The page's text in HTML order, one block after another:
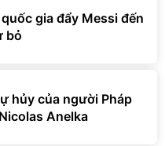
gia đẩy Messi đến
bỏ
hủy của người Pháp
Anelka